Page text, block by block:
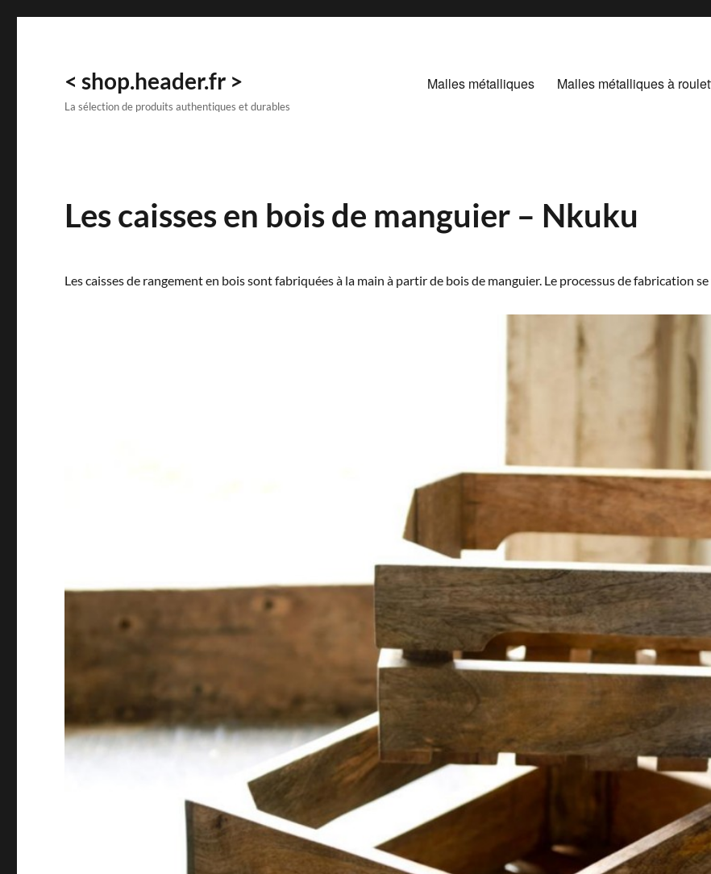
< shop.header.fr >
La sélection de produits authentiques et durables
Malles métalliques Malles métalliques à
Les caisses en bois de manguier – Nkuku
Les caisses de rangement en bois sont fabriquées à la main à partir de bois de manguier. Le processus de fabrication